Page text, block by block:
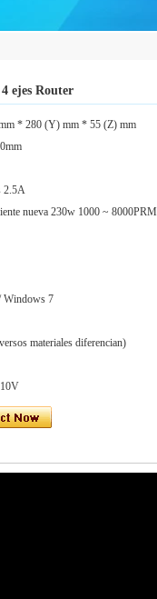
ejes Router
* 280 (Y) mm * 55 (Z) mm
2.5A
nueva 230w 1000 ~ 8000PRM
Windows 7
materiales diferencian)